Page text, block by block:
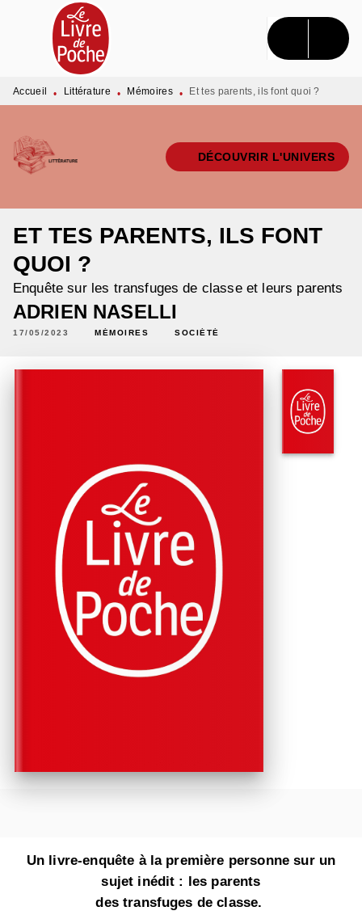
MENU RECHERCHE CONTENU
PIED DE PAGE
Accueil • Littérature • Mémoires • Et tes parents, ils font quoi ?
DÉCOUVRIR L'UNIVERS
ET TES PARENTS, ILS FONT
QUOI ?
Enquête sur les transfuges de classe et leurs parents
ADRIEN NASELLI
17/05/2023 MÉMOIRES SOCIÉTÉ
Un livre-enquête à la première personne sur un
sujet inédit : les parents
des transfuges de classe.